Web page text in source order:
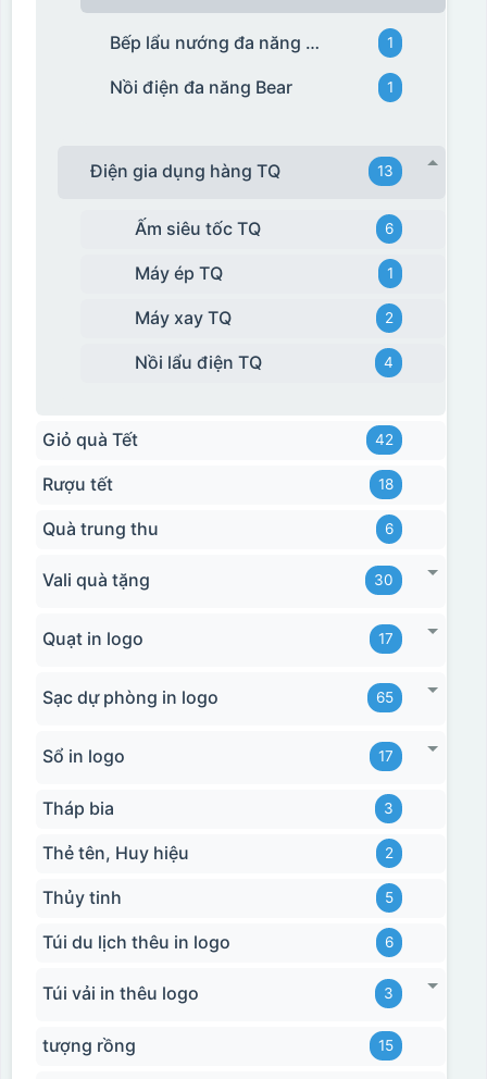
Bếp lẩu nướng đa năng Bear 1
Nồi điện đa năng Bear 1
Điện gia dụng hàng TQ 13
Ấm siêu tốc TQ 6
Máy ép TQ 1
Máy xay TQ 2
Nồi lẩu điện TQ 4
Giỏ quà Tết 42
Rượu tết 18
Quà trung thu 6
Vali quà tặng 30
Quạt in logo 17
Sạc dự phòng in logo 65
Sổ in logo 17
Tháp bia 3
Thẻ tên, Huy hiệu 2
Thủy tinh 5
Túi du lịch thêu in logo 6
Túi vải in thêu logo 3
tượng rồng 15